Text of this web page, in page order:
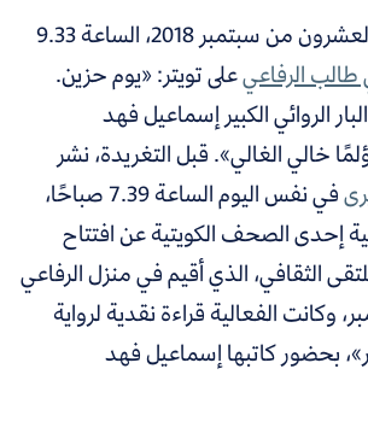
الثلاثاء الخامس والعشرون من سبتمبر 2018، الساعة 9.33
الرفاعيعلى تويتر: «يوم حزين.
الروائي الكبير إسماعيل فهد
خالي الغالي». قبل التغريدة، نشر
في نفس اليوم الساعة 7.39 صباحًا،
إحدى الصحف الكويتية عن افتتاح
الثقافي، الذي أقيم في منزل الرفاعي
23 سبتمبر، وكانت الفعالية قراءة نقدية لرواية
بحضور كاتبها إسماعيل فهد